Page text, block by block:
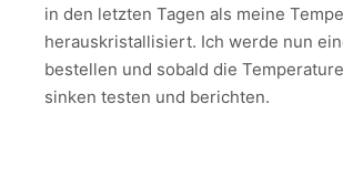
in den letzten Tagen als meine
herauskristallisiert. Ich werde nun
bestellen und sobald die
sinken testen und berichten.